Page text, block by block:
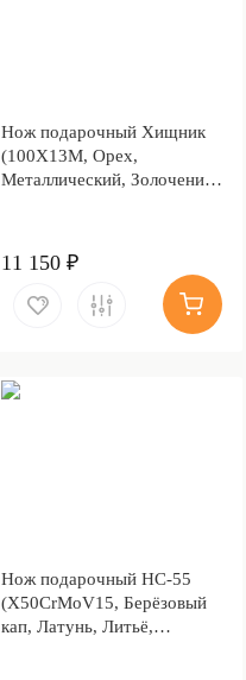
Нож подарочный Хищник
(100Х13М, Орех,
Металлический, Золочение
11 150 ₽
Нож подарочный НС-55
(X50CrMoV15, Берёзовый
кап, Латунь, Литьё,